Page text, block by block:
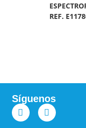
REF.
Síguenos